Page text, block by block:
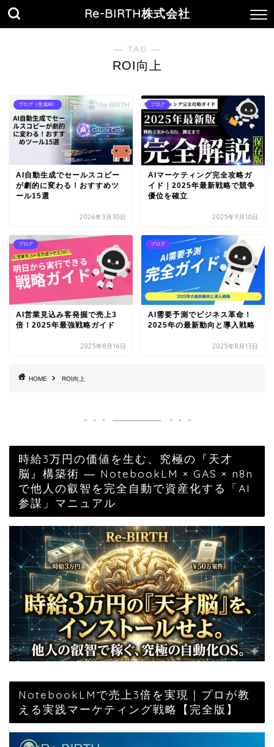
Re-BIRTH株式会社
― TAG ―
ROI向上
ブログ（生成AI）
AI自動生成でセールスコピー
が劇的に変わる！おすすめツ
ール15選
2026年3月30日
ブログ
AIマーケティング完全攻略ガ
イド｜2025年最新戦略で競争
優位を確立
2025年9月10日
ブログ
AI営業見込み客発掘で売上3
倍！2025年最強戦略ガイド
2025年8月16日
ブログ
AI需要予測でビジネス革命！
2025年の最新動向と導入戦略
2025年8月13日
HOME ROI向上
時給3万円の価値を生む、究極の『天才
脳』構築術 ― NotebookLM × GAS × n8n
で他人の叡智を完全自動で資産化する「AI
参謀」マニュアル
NotebookLMで売上3倍を実現｜プロが教
える実践マーケティング戦略【完全版】